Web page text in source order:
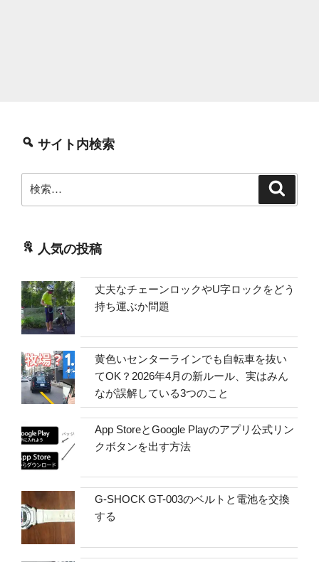
サイト内検索
索:
人気の投稿
丈夫なチェーンロックやU字ロックをどう
持ち運ぶか問題
黄色いセンターラインでも自転車を抜い
てOK？2026年4月の新ルール、実はみん
なが誤解している3つのこと
App StoreとGoogle Playのアプリ公式リン
クボタンを出す方法
G-SHOCK GT-003のベルトと電池を交換
する